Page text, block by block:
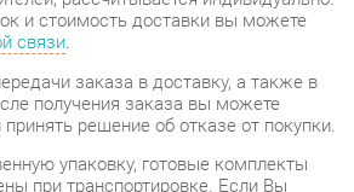
упаковку, готовые комплекты
при транспортировке. Если Вы
товара -бесплатна.
Готовые комплекты